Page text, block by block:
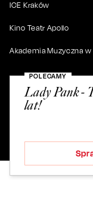
POLECAMY
Lady Pank -
lat!
ICE Kraków
Kino Teatr Apollo
Akademia Muzyczna
ul.